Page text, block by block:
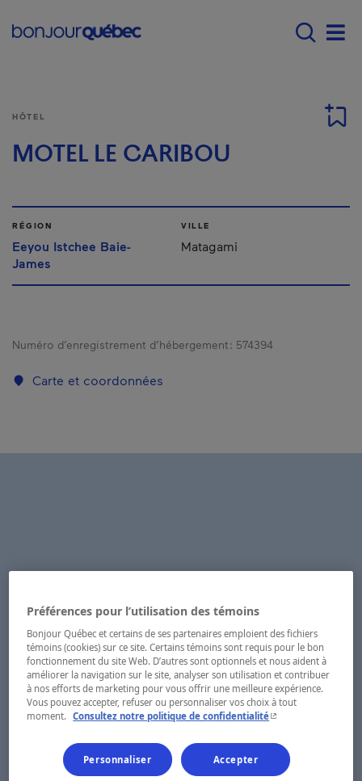
Main navigation -
HÔTEL
MOTEL LE CARIBOU
RÉGION
Eeyou Istchee Baie-
James
VILLE
Matagami
Numéro d’enregistrement d’hébergement : 574394
Carte et coordonnées
Préférences pour l’utilisation des témoins
Bonjour Québec et certains de ses partenaires emploient des fichiers
témoins (cookies) sur ce site. Certains témoins sont requis pour le bon
fonctionnement du site Web. D’autres sont optionnels et nous aident à
améliorer la navigation sur le site, analyser son utilisation et contribuer
à nos efforts de marketing pour vous offrir une meilleure expérience.
Vous pouvez accepter, refuser ou personnaliser vos choix à tout
moment.
Consultez notre politique de confidentialité- Cet hyperlien
Personnaliser Accepter